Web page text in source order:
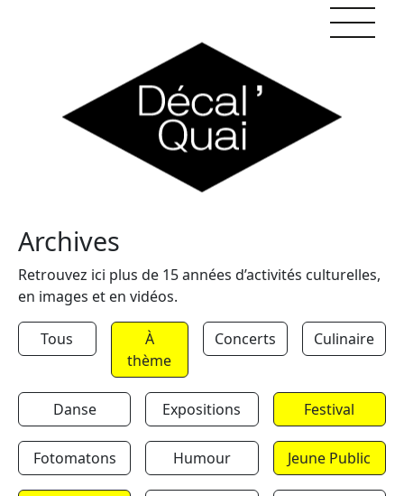
Archives
Retrouvez ici plus de 15 années d’activités culturelles,
en images et en vidéos.
Tous
À
thème
Concerts Culinaire
Danse Expositions Festival
Fotomatons Humour Jeune Public